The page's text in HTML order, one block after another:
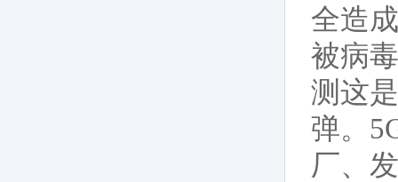
全造
被病
测这
弹。
厂、